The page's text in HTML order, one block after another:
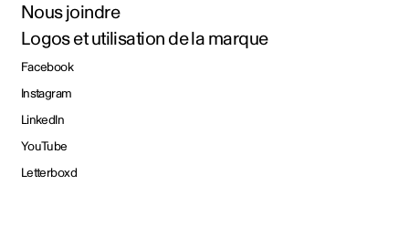
Nous joindre
Logos et utilisation de la marque
Facebook
Instagram
LinkedIn
YouTube
Letterboxd